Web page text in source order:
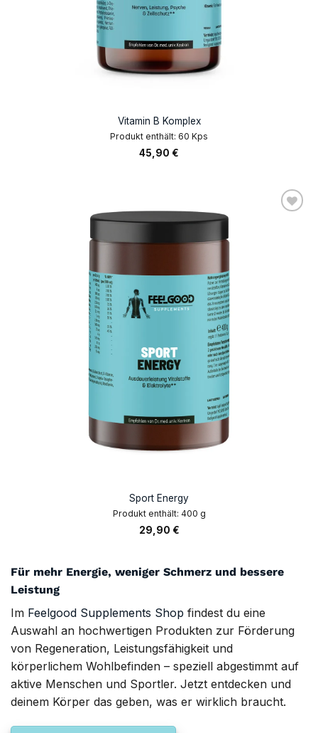
Vitamin B Komplex
Produkt enthält: 60 Kps
45,90 €
Sport Energy
Produkt enthält: 400 g
29,90 €
Für mehr Energie, weniger Schmerz und bessere
Leistung
Im Feelgood Supplements Shop findest du eine
Auswahl an hochwertigen Produkten zur Förderung
von Regeneration, Leistungsfähigkeit und
körperlichem Wohlbefinden – speziell abgestimmt auf
aktive Menschen und Sportler. Jetzt entdecken und
deinem Körper das geben, was er wirklich braucht.